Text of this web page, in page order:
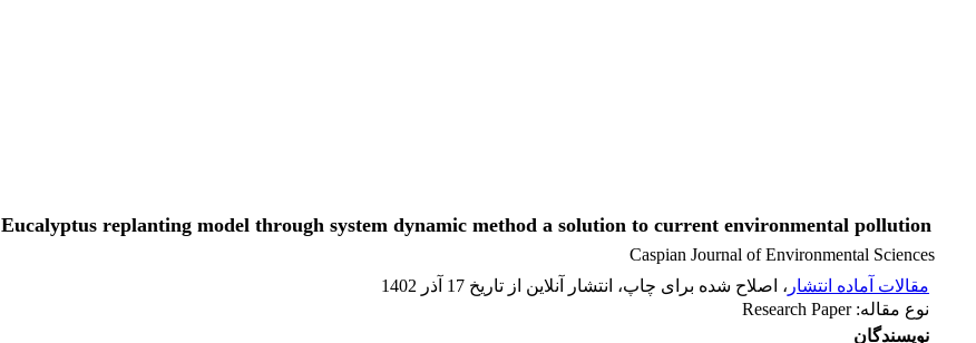
Eucalyptus replanting model through system dynamic method a solution to current environmental pollution
Caspian Journal of Environmental Sciences
مقالات آماده انتشار ، اصلاح شده برای چاپ، انتشار آنلاین از تاریخ 17 آذر 1402
نوع مقاله: Research Paper
نویسندگان